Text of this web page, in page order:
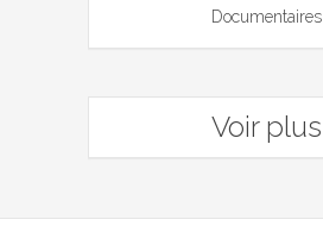
Documentaires
Voir plus